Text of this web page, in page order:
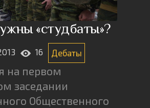
«студбаты»?
16 Дебаты
на первом
заседании
Общественного